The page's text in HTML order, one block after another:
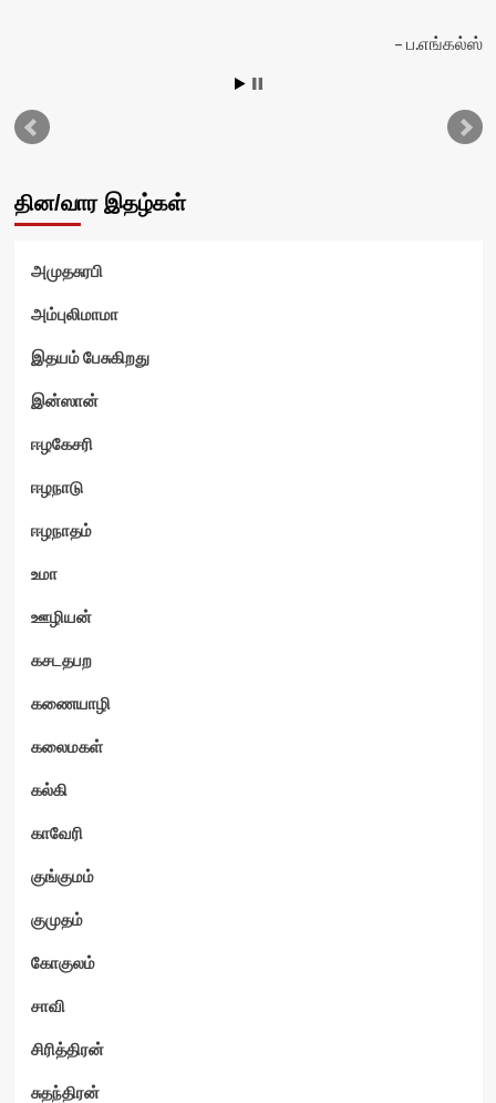
ப.எங்கல்ஸ்
தின/வார இதழ்கள்
அமுதசுரபி
அம்புலிமாமா
இதயம் பேசுகிறது
இன்ஸான்
ஈழகேசரி
ஈழநாடு
ஈழநாதம்
உமா
ஊழியன்
கசடதபற
கணையாழி
கலைமகள்
கல்கி
காவேரி
குங்குமம்
குமுதம்
கோகுலம்
சாவி
சிரித்திரன்
சுதந்திரன்